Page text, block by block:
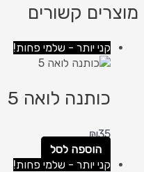
מוצרים קשורים
קני יותר - שלמי פחות!
כותנה לואה 5
₪35
הוספה לסל
קני יותר - שלמי פחות!